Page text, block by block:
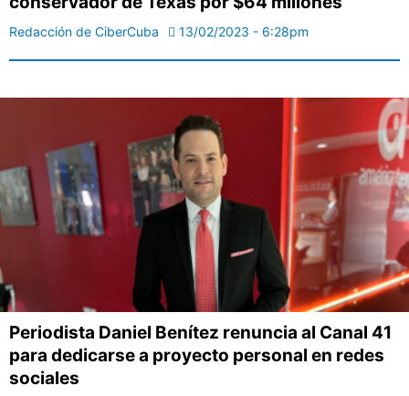
Redacción de CiberCuba 13/02/2023 - 6:28pm
Periodista Daniel Benítez renuncia al Canal 41
para dedicarse a proyecto personal en redes
sociales